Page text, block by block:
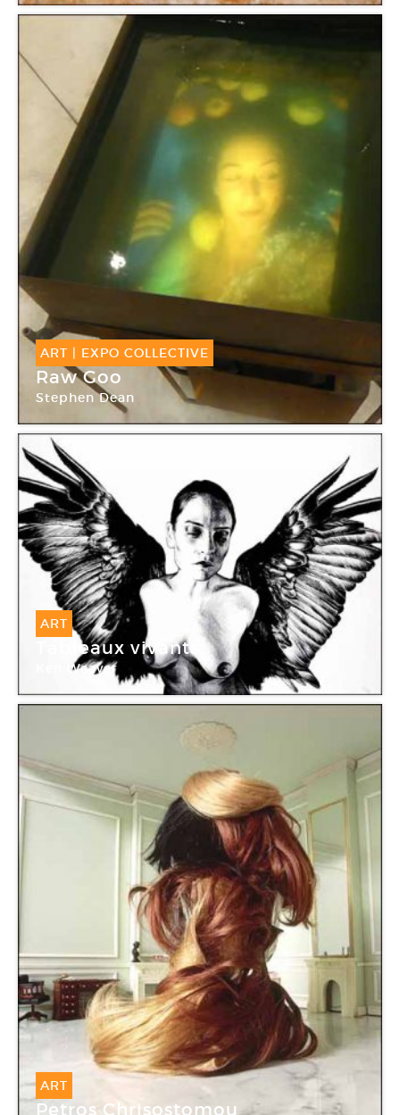
ART | EXPO COLLECTIVE
Raw Goo
Stephen Dean
Galerie Deborah Zafman
ART
Tableaux vivants
Ken Weaver
ART
Petros Chrisostomou